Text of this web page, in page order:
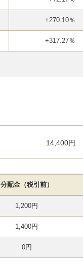
+270.10％
+317.27％
14,400円
分配金（税引前）
1,200円
1,400円
0円